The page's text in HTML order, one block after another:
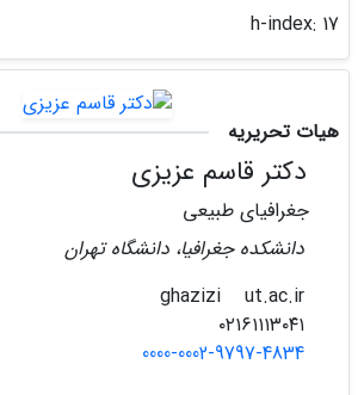
h-index: 17
هیات تحریریه
دکتر قاسم عزیزی
جغرافیای طبیعی
دانشکده جغرافیا، دانشگاه تهران
ut.ac.ir
0000-0002-9797-4834